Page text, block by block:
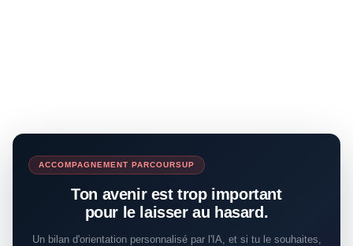
ACCOMPAGNEMENT PARCOURSUP
Ton avenir est trop important
pour le laisser au hasard.
Un bilan d'orientation personnalisé par l'IA, et si tu le souhaites,